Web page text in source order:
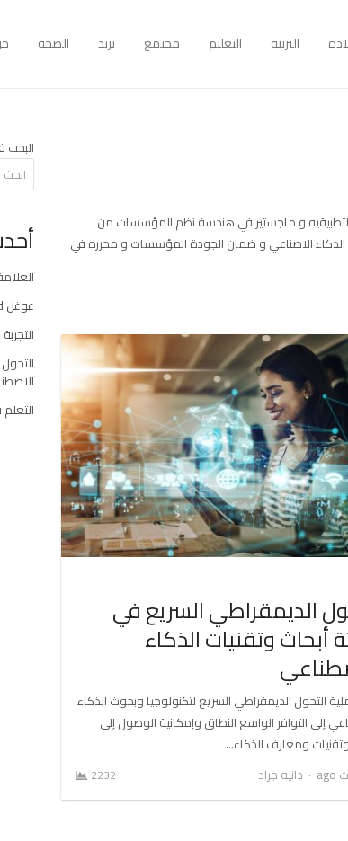
التربية التعليم مجتمع ترند الصحة
و ماجستير في هندسة نظم المؤسسات من
الذكاء الاصناعي و ضمان الجودة المؤسسات و محرره في
الديمقراطي السريع في
أبحاث وتقنيات الذكاء
التحول الديمقراطي السريع لتكنولوجيا وبحوث الذكاء
إلى التوافر الواسع النطاق وإمكانية الوصول إلى
ومعارف الذكاء…
Author
دانيه جراد 2232
غوغل Bard المنافس لتقنية ChatGPT